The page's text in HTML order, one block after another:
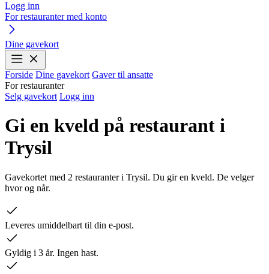
Logg inn
For restauranter med konto
Dine gavekort
Forside Dine gavekort Gaver til ansatte
For restauranter
Selg gavekort Logg inn
Gi en kveld på restaurant i
Trysil
Gavekortet med 2 restauranter i Trysil. Du gir en kveld. De velger
hvor og når.
Leveres umiddelbart til din e-post.
Gyldig i 3 år. Ingen hast.